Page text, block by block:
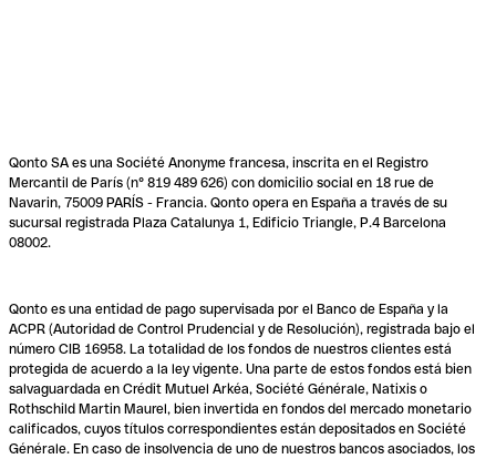
Qonto SA es una Société Anonyme francesa, inscrita en el Registro
Mercantil de París (n° 819 489 626) con domicilio social en 18 rue de
Navarin, 75009 PARÍS - Francia. Qonto opera en España a través de su
sucursal registrada Plaza Catalunya 1, Edificio Triangle, P.4 Barcelona
08002.
Qonto es una entidad de pago supervisada por el Banco de España y la
ACPR (Autoridad de Control Prudencial y de Resolución), registrada bajo el
número CIB 16958. La totalidad de los fondos de nuestros clientes está
protegida de acuerdo a la ley vigente. Una parte de estos fondos está bien
salvaguardada en Crédit Mutuel Arkéa, Société Générale, Natixis o
Rothschild Martin Maurel, bien invertida en fondos del mercado monetario
calificados, cuyos títulos correspondientes están depositados en Société
Générale. En caso de insolvencia de uno de nuestros bancos asociados, los